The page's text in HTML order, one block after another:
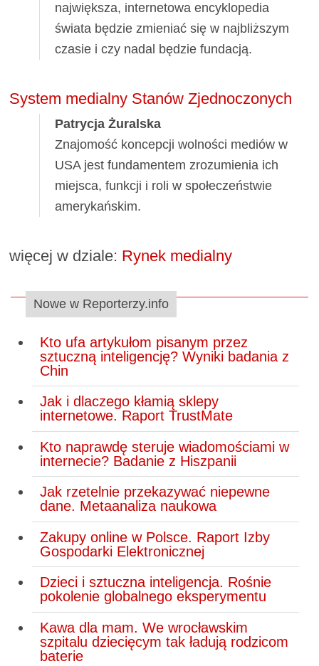
największa, internetowa encyklopedia
świata będzie zmieniać się w najbliższym
czasie i czy nadal będzie fundacją.
System medialny Stanów Zjednoczonych
Patrycja Żuralska
Znajomość koncepcji wolności mediów w
USA jest fundamentem zrozumienia ich
miejsca, funkcji i roli w społeczeństwie
amerykańskim.
więcej w dziale: Rynek medialny
Nowe w Reporterzy.info
Kto ufa artykułom pisanym przez
sztuczną inteligencję? Wyniki badania z
Chin
Jak i dlaczego kłamią sklepy
internetowe. Raport TrustMate
Kto naprawdę steruje wiadomościami w
internecie? Badanie z Hiszpanii
Jak rzetelnie przekazywać niepewne
dane. Metaanaliza naukowa
Zakupy online w Polsce. Raport Izby
Gospodarki Elektronicznej
Dzieci i sztuczna inteligencja. Rośnie
pokolenie globalnego eksperymentu
Kawa dla mam. We wrocławskim
szpitalu dziecięcym tak ładują rodzicom
baterie